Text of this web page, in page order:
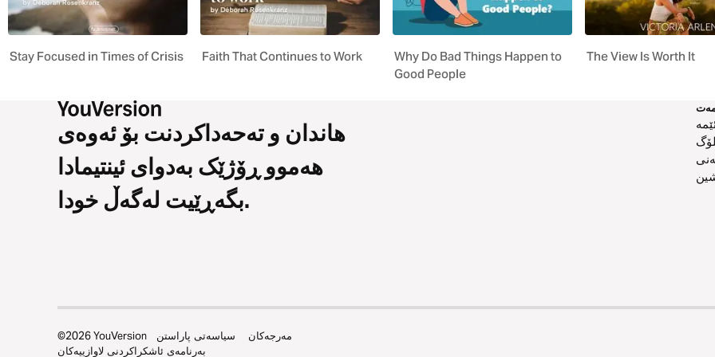
Stay Focused in Times of Crisis Faith That Continues to Work
Why Do Bad Things Happen to
Good People
The View Is Worth It
هاندان و تەحەداکردنت بۆ ئەوەی
هەموو ڕۆژێک بەدوای ئینتیمادا
بگەڕێیت لەگەڵ خودا.
©2026YouVersion سیاسەتی پاراستن
مەرجەکان
بەرنامەی ئاشکراکردنی لاوازییەکان